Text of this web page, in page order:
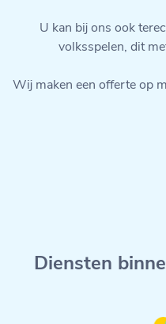
U kan bij ons ook
volksspelen, dit
Wij maken een offerte op
Diensten